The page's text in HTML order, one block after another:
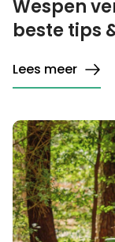
Wespen
beste tips
Lees meer